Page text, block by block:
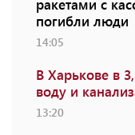
ракетами с
погибли люди
14:05
В Харькове в
воду и
13:20